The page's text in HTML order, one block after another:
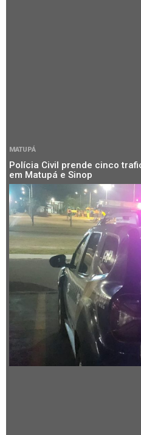
MATUPÁ
Polícia Civil prende cinco
em Matupá e Sinop